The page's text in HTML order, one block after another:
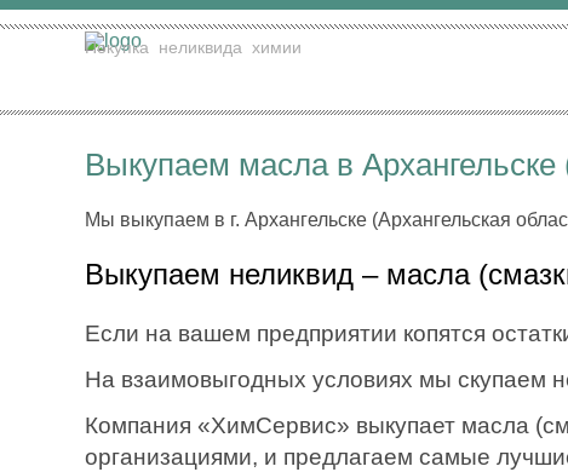
Покупка неликвида химии
Выкупаем масла в Архангельске
Мы выкупаем в г. Архангельске (Архангельская
Выкупаем неликвид – масла
Если на вашем предприятии копятся
На взаимовыгодных условиях мы скупаем
Компания «ХимСервис» выкупает масла
организациями, и предлагаем самые